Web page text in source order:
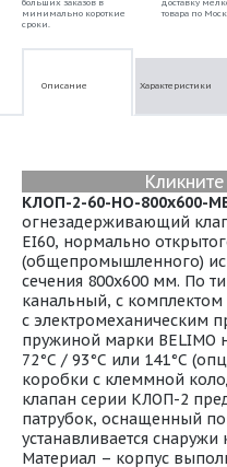
минимально короткие
сроки.
товара по
Описание Характеристики
КЛОП-2-60-НО-800х600-
огнезадерживающий
EI60, нормально
(общепромышленного)
сечения 800х600 мм. По
канальный, с
с электромеханическим
пружиной марки BELIMO
72°С / 93°С или 141°С
коробки с клеммной
клапан серии КЛОП-2
патрубок, оснащенный
устанавливается снаружи
Материал – корпус